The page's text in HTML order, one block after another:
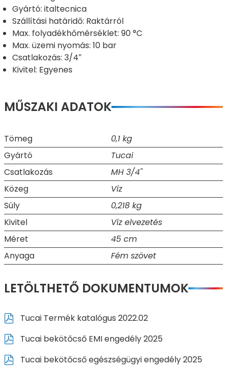
Gyártó: italtecnica
Szállítási határidő: Raktárról
Max. folyadékhőmérséklet: 90 °C
Max. üzemi nyomás: 10 bar
Csatlakozás: 3/4″
Kivitel: Egyenes
MŰSZAKI ADATOK
Tömeg
0,1 kg
Gyártó
Tucai
Csatlakozás
MH 3/4"
Közeg
Víz
Súly
0,218 kg
Kivitel
Víz elvezetés
Méret
45 cm
Anyaga
Fém szövet
LETÖLTHETŐ DOKUMENTUMOK
Tucai Termék katalógus 2022.02
Tucai bekötőcső EMI engedély 2025
Tucai bekötőcső egészségügyi engedély 2025